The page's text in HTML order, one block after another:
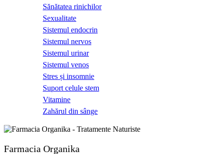
Sănătatea rinichilor
Sexualitate
Sistemul endocrin
Sistemul nervos
Sistemul urinar
Sistemul venos
Stres și insomnie
Suport celule stem
Vitamine
Zahărul din sânge
Farmacia Organika